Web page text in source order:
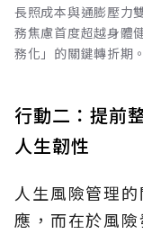
長照成本與通膨壓力
務焦慮首度超越身體
務化」的關鍵轉折期。
行動二：提前
人生韌性
人生風險管理
應，而在於風